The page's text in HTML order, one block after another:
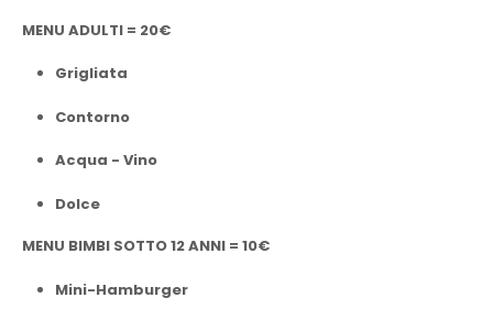
MENU ADULTI = 20€
Grigliata
Contorno
Acqua - Vino
Dolce
MENU BIMBI SOTTO 12 ANNI = 10€
Mini-Hamburger